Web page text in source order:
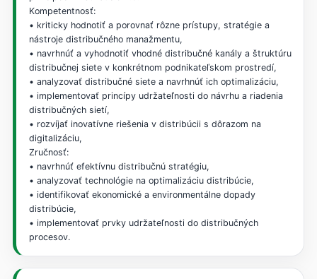
Kompetentnosť:
• kriticky hodnotiť a porovnať rôzne prístupy, stratégie a
nástroje distribučného manažmentu,
• navrhnúť a vyhodnotiť vhodné distribučné kanály a štruktúru
distribučnej siete v konkrétnom podnikateľskom prostredí,
• analyzovať distribučné siete a navrhnúť ich optimalizáciu,
• implementovať princípy udržateľnosti do návrhu a riadenia
distribučných sietí,
• rozvíjať inovatívne riešenia v distribúcii s dôrazom na
digitalizáciu,
Zručnosť:
• navrhnúť efektívnu distribučnú stratégiu,
• analyzovať technológie na optimalizáciu distribúcie,
• identifikovať ekonomické a environmentálne dopady
distribúcie,
• implementovať prvky udržateľnosti do distribučných
procesov.